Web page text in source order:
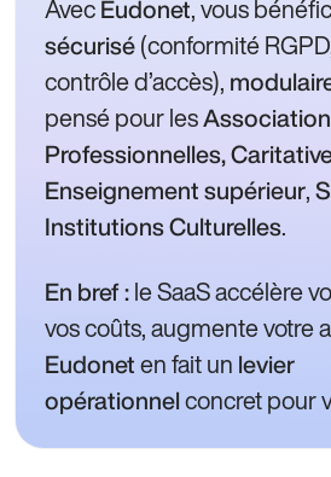
Avec Eudonet, vous
sécurisé (conformité
contrôle d’accès),
pensé pour les
Professionnelles,
Enseignement supérieur,
Institutions Culturelles.
En bref : le SaaS accélère
vos coûts, augmente votre
Eudonet en fait un levier
opérationnel concret pour